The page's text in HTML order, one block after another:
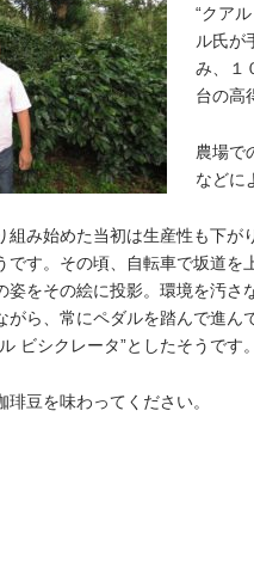
“クア
ル氏が
み、１
台の高
農場で
などに
組み始めた当初は生産性も下が
です。その頃、自転車で坂道を
姿をその絵に投影。環境を汚さ
ら、常にペダルを踏んで進ん
ビシクレータ”としたそうです。
豆を味わってください。